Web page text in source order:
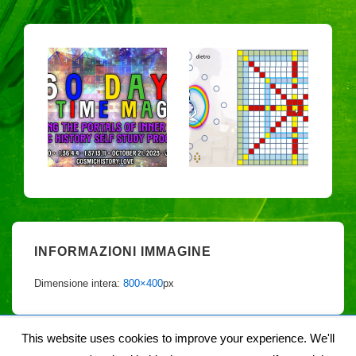
INFORMAZIONI IMMAGINE
Dimensione intera: 800×400px
This website uses cookies to improve your experience. We'll